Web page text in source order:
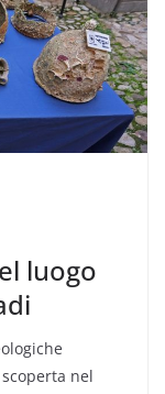
luogo
nel